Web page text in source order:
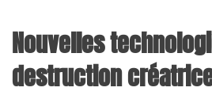
Nouvelles
destruction